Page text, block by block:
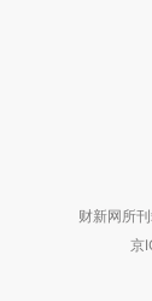
财新网所
京